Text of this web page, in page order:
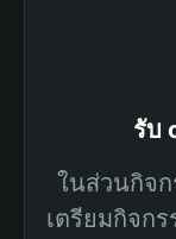
รับ
ในส่วนกิจก
เตรียมกิจก